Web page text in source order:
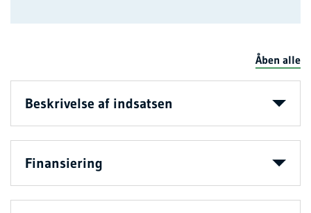
Åben alle
Beskrivelse af indsatsen
Finansiering